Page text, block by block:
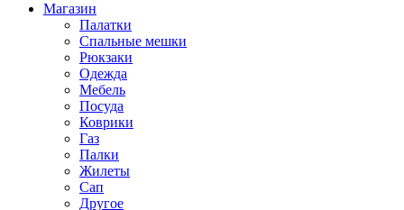
Магазин
Палатки
Спальные мешки
Рюкзаки
Одежда
Мебель
Посуда
Коврики
Газ
Палки
Жилеты
Сап
Другое